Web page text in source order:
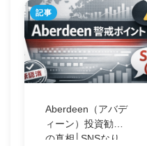
記事
Aberdeen（アバデ
ィーン）投資勧誘
の真相│SNSなり